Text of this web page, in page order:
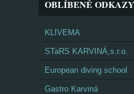
OBLÍBENÉ ODKAZY
KLIVEMA
STaRS KARVINÁ,s.r.o.
European diving school
Gastro Karviná